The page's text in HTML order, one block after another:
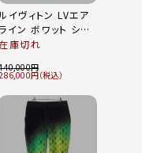
イヴィトン LVエア
ライン ボワット シャ
ー スープル ショル
ルチカラー
庫切れ